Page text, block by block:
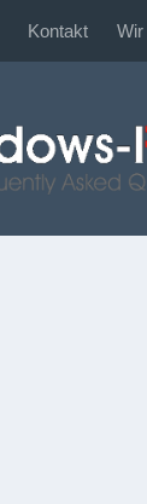
Kontakt Wir